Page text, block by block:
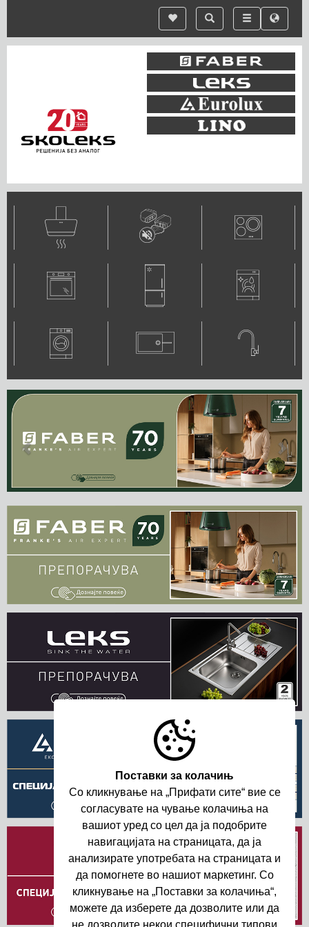
Поставки за колачињ
Со кликнување на „Прифати сите“ вие се
согласувате на чување колачиња на
вашиот уред со цел да ja подобрите
навигациjата на страницата, да ja
анализирате употребата на страницата и
да помогнете во нашиот маркетинг. Со
кликнување на „Поставки за колачиња“,
можете да изберете да дозволите или да
не дозволите некои специфични типови
Previous Next